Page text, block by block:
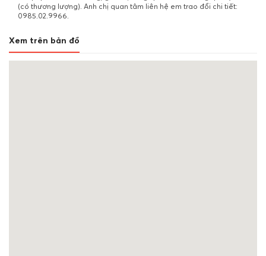
(có thương lượng). Anh chị quan tâm liên hệ em trao đổi chi tiết:
0985.02.9966.
Xem trên bản đồ